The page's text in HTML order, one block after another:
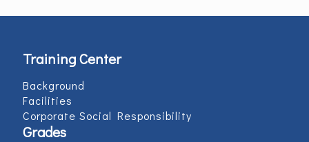
Training Center
Background
Facilities
Corporate Social Responsibility
Grades